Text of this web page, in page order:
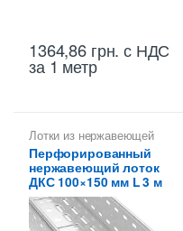
1364,86 грн. с НДС
за 1 метр
Лотки из нержавеющей
стали
Перфорированный
нержавеющий лоток
ДКС 100×150 мм L 3 м